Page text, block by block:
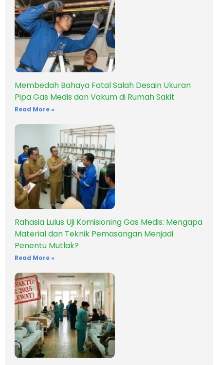
Membedah Bahaya Fatal Salah Desain Ukuran
Pipa Gas Medis dan Vakum di Rumah Sakit
Read More »
Rahasia Lulus Uji Komisioning Gas Medis: Mengapa
Material dan Teknik Pemasangan Menjadi
Penentu Mutlak?
Read More »